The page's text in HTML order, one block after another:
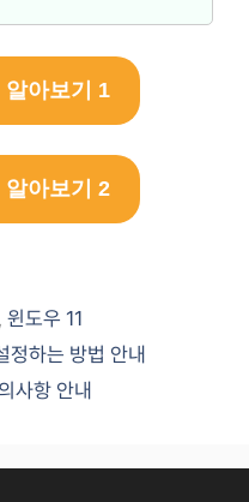
아보기 1
아보기 2
,윈도우 11
정하는 방법 안내
사항 안내